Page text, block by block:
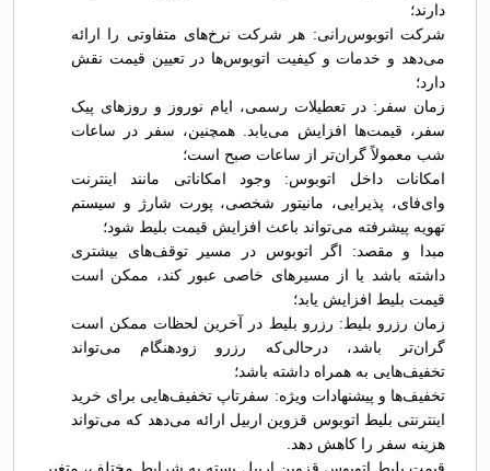
دارند؛
شرکت اتوبوس‌رانی: هر شرکت نرخ‌های متفاوتی را ارائه
می‌دهد و خدمات و کیفیت اتوبوس‌ها در تعیین قیمت نقش
دارد؛
زمان سفر: در تعطیلات رسمی، ایام نوروز و روزهای پیک
سفر، قیمت‌ها افزایش می‌یابد. همچنین، سفر در ساعات
شب معمولاً گران‌تر از ساعات صبح است؛
امکانات داخل اتوبوس: وجود امکاناتی مانند اینترنت
وای‌فای، پذیرایی، مانیتور شخصی، پورت شارژ و سیستم
تهویه پیشرفته می‌تواند باعث افزایش قیمت بلیط شود؛
مبدا و مقصد: اگر اتوبوس در مسیر توقف‌های بیشتری
داشته باشد یا از مسیرهای خاصی عبور کند، ممکن است
قیمت بلیط افزایش یابد؛
زمان رزرو بلیط: رزرو بلیط در آخرین لحظات ممکن است
گران‌تر باشد، درحالی‌که رزرو زودهنگام می‌تواند
تخفیف‌هایی به همراه داشته باشد؛
تخفیف‌ها و پیشنهادات ویژه: سفرتاپ تخفیف‌هایی برای خرید
اینترنتی بلیط اتوبوس قزوين اربیل ارائه می‌دهد که می‌تواند
هزینه سفر را کاهش دهد.